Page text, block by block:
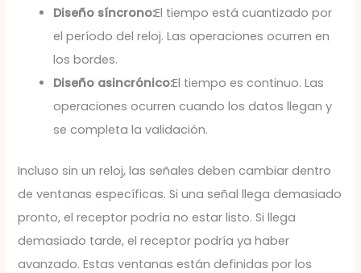
Diseño síncrono:El tiempo está cuantizado por
el período del reloj. Las operaciones ocurren en
los bordes.
Diseño asincrónico:El tiempo es continuo. Las
operaciones ocurren cuando los datos llegan y
se completa la validación.
Incluso sin un reloj, las señales deben cambiar dentro
de ventanas específicas. Si una señal llega demasiado
pronto, el receptor podría no estar listo. Si llega
demasiado tarde, el receptor podría ya haber
avanzado. Estas ventanas están definidas por los